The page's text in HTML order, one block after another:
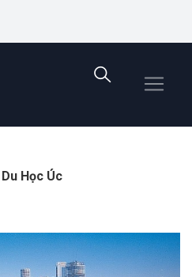
Du Học Úc